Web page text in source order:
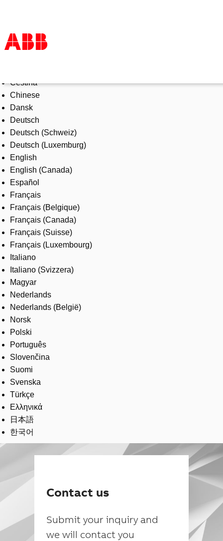
Products & Solutions
Industries
Services
About us
Where to buy
Contact us
Careers
Čeština
Chinese
Dansk
Deutsch
Deutsch (Schweiz)
Deutsch (Luxemburg)
English
English (Canada)
Español
Français
Français (Belgique)
Français (Canada)
Français (Suisse)
Français (Luxembourg)
Italiano
Italiano (Svizzera)
Magyar
Nederlands
Nederlands (België)
Norsk
Polski
Português
Slovenčina
Suomi
Svenska
Türkçe
Ελληνικά
日本語
한국어
Contact us
Submit your inquiry and
we will contact you